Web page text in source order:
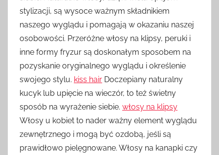
stylizacji, są wysoce ważnym składnikiem
naszego wyglądu i pomagają w okazaniu naszej
osobowości. Przeróżne włosy na klipsy, peruki i
inne formy fryzur są doskonałym sposobem na
pozyskanie oryginalnego wyglądu i określenie
swojego stylu. kiss hair Doczepiany naturalny
kucyk lub upięcie na wieczór, to też świetny
sposób na wyrażenie siebie. włosy na klipsy
Włosy u kobiet to nader ważny element wyglądu
zewnętrznego i mogą być ozdobą, jeśli są
prawidłowo pielęgnowane. Włosy na kanapki czy